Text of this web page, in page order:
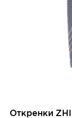
Откренки